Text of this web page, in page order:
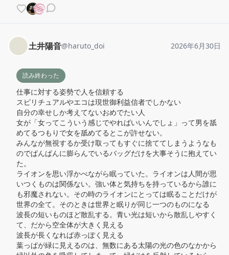
土井陽音@haruto_doi 2026年6月30日
読み終わった
仕事に対する姿勢で人を信頼する
スピリチュアルやエコは現世御利益信者でしかない
自分の幸せしか考えてないおめでたい人
女が「女ってこういう感じでやればいいんでしょ」って男を舐
めてるつもりで女を舐めてるとこが許せない。
みんなが無視するか受け取ってもすぐに捨ててしまうようなも
のでぱんぱんに膨らんでいるバッグだけを大事そうに抱えてい
た。
ライオンを思い浮かべながら眠っていた。ライオンは人間が思
いつくものは関係ない。強い体と気持ちを持っているから誰に
も邪魔されない。その時のライオンにとっては眠ることだけが
世界の全て。そのときは世界と眠りが同じ一つのものになる
波長の短いものほど散乱する。青い光は短いから散乱しやすく
て、だから空全体が大きく見える
波長が長くなれば赤っぽく見える
葉っぱが緑に見えるのは、無数にある太陽の光の色のなかから